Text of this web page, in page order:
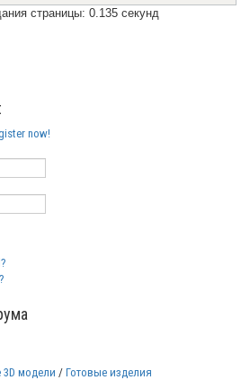
страницы: 0.135 секунд
now!
3D модели / Готовые изделия